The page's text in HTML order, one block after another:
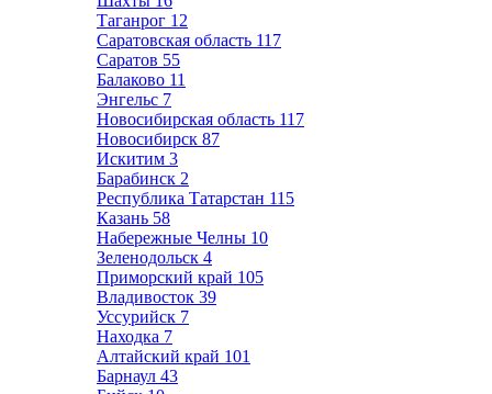
Таганрог 12
Саратовская область 117
Саратов 55
Балаково 11
Энгельс 7
Новосибирская область 117
Новосибирск 87
Искитим 3
Барабинск 2
Республика Татарстан 115
Казань 58
Набережные Челны 10
Зеленодольск 4
Приморский край 105
Владивосток 39
Уссурийск 7
Находка 7
Алтайский край 101
Барнаул 43